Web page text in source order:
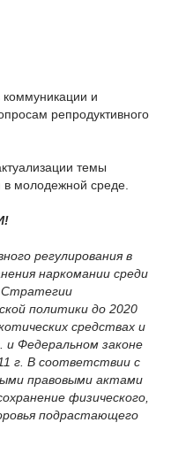
и
репродуктивного
темы
в молодежной среде.
регулирования в
наркомании среди
Стратегии
политики до 2020
средствах и
и Федеральном законе
г. В соответствии с
правовыми актами
физического,
подрастающего